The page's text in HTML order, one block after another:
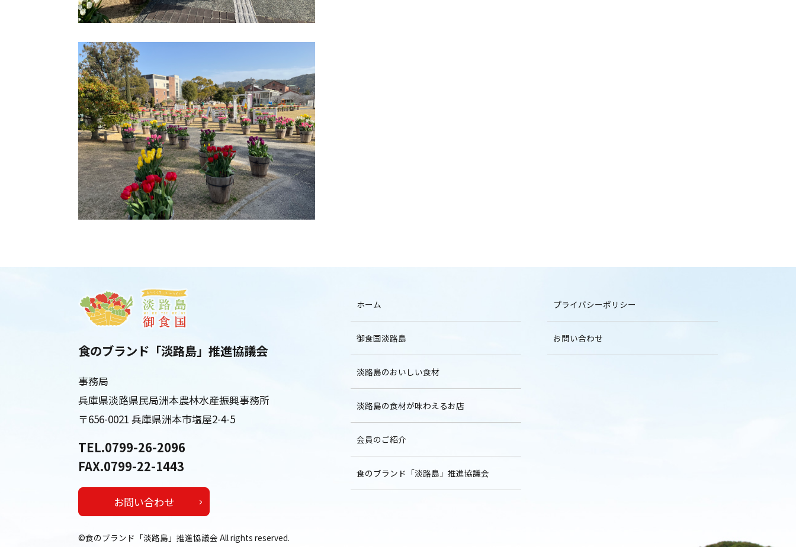
食のブランド「淡路島」推進協議会
事務局
兵庫県淡路県民局洲本農林水産振興事務所
〒656-0021 兵庫県洲本市塩屋2-4-5
TEL.0799-26-2096
FAX.0799-22-1443
お問い合わせ
ホーム
御食国淡路島
淡路島のおいしい食材
淡路島の食材が味わえるお店
会員のご紹介
食のブランド「淡路島」推進協議会
プライバシーポリシー
お問い合わせ
©食のブランド「淡路島」推進協議会 All rights reserved.